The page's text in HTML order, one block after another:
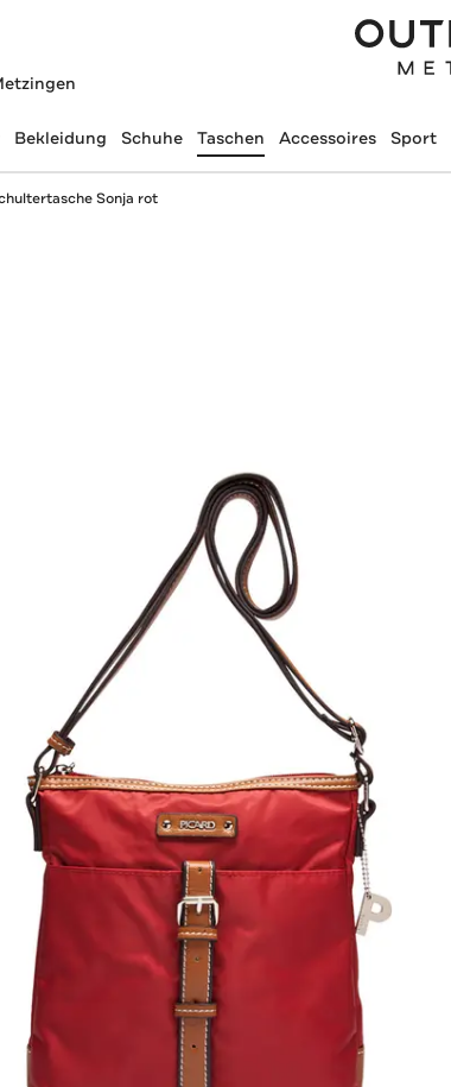
Bekleidung Schuhe Taschen Accessoires Sport
Sonja rot